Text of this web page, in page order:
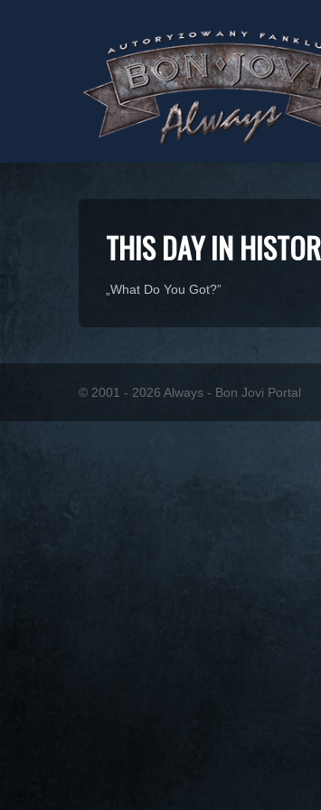
THIS DAY IN
„What Do You Got?”
© 2001 - 2026 Always - Bon Jovi Portal